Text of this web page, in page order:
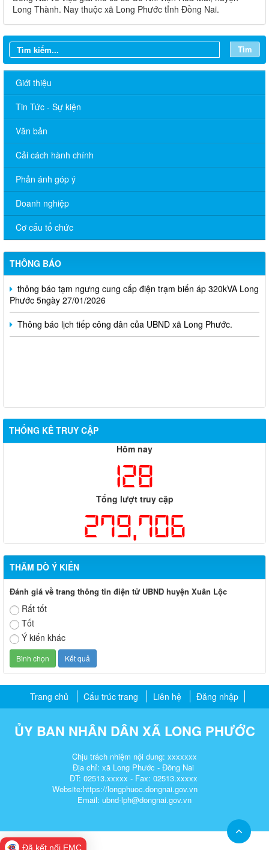
Long Thành. Nay thuộc xã Long Phước tỉnh Đồng Nai.
Tìm
Giới thiệu
Tin Tức - Sự kiện
Văn bản
Cải cách hành chính
Phản ánh góp ý
Doanh nghiệp
Cơ cấu tổ chức
THÔNG BÁO
CHUYÊN MỤC TUYỂN DỤNG
Công bố Quyết định về việc xếp hạng di tích lịch sử Đình Tập
Phước - Phước Hòa xã Long Phước, tỉnh Đồng Nai.
thông báo tạm ngưng cung cấp điện trạm biến áp 320kVA Long
Phước 5ngày 27/01/2026
Thông báo lịch tiếp công dân của UBND xã Long Phước.
THỐNG KÊ TRUY CẬP
Hôm nay
128
Tổng lượt truy cập
279,706
THĂM DÒ Ý KIẾN
Đánh giá về trang thông tin điện tử UBND huyện Xuân Lộc
Rất tốt
Tốt
Ý kiến khác
Trang chủ Cấu trúc trang Liên hệ Đăng nhập
ỦY BAN NHÂN DÂN XÃ LONG PHƯỚC
Chịu trách nhiệm nội dung: xxxxxxx
Địa chỉ: xã Long Phước - Đồng Nai
ĐT: 02513.xxxxx - Fax: 02513.xxxxx
Website:https://longphuoc.dongnai.gov.vn
Email: ubnd-lph@dongnai.gov.vn​
Đã kết nối EMC